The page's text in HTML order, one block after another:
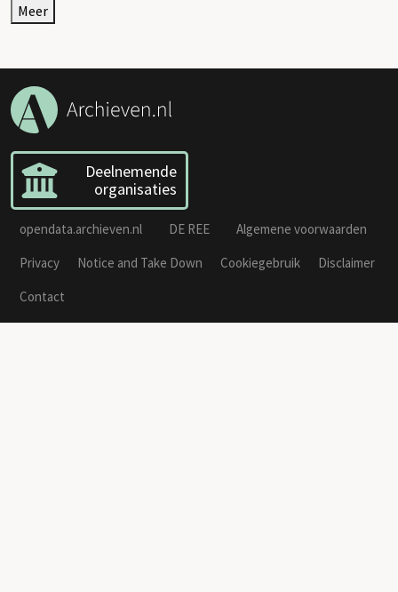
Meer
Deelnemende
organisaties
opendata.archieven.nl DE REE
Algemene voorwaarden
Privacy
Notice and Take Down Cookiegebruik
Disclaimer
Contact